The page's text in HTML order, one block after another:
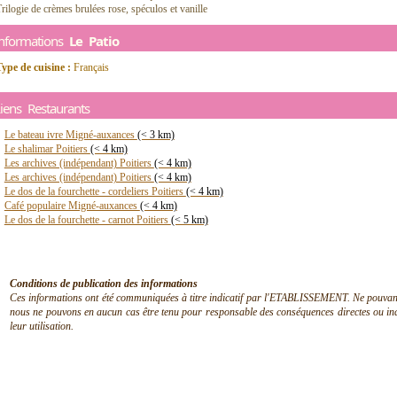
de crèmes brulées rose, spéculos et vanille
Le Patio
de cuisine : Français
Restaurants
Le bateau ivre Migné-auxances (< 3 km)
Le shalimar Poitiers (< 4 km)
Les archives (indépendant) Poitiers (< 4 km)
Les archives (indépendant) Poitiers (< 4 km)
Le dos de la fourchette - cordeliers Poitiers (< 4 km)
Café populaire Migné-auxances (< 4 km)
Le dos de la fourchette - carnot Poitiers (< 5 km)
Conditions de publication des informations
Ces informations ont été communiquées à titre indicatif par l'ETABLISSEMENT. Ne
nous ne pouvons en aucun cas être tenu pour responsable des conséquences directes ou
leur utilisation.